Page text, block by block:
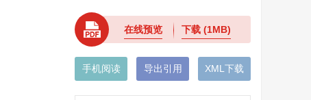
在线预览 下载(1MB)
手机阅读 导出引用 XML下载